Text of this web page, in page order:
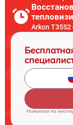
Arkon
Нажимая на